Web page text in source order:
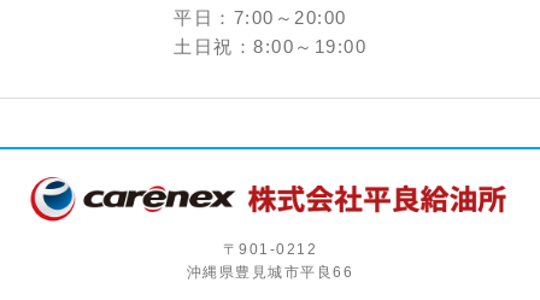
平日：7:00～20:00
土日祝：8:00～19:00
〒901-0212
沖縄県豊見城市平良66